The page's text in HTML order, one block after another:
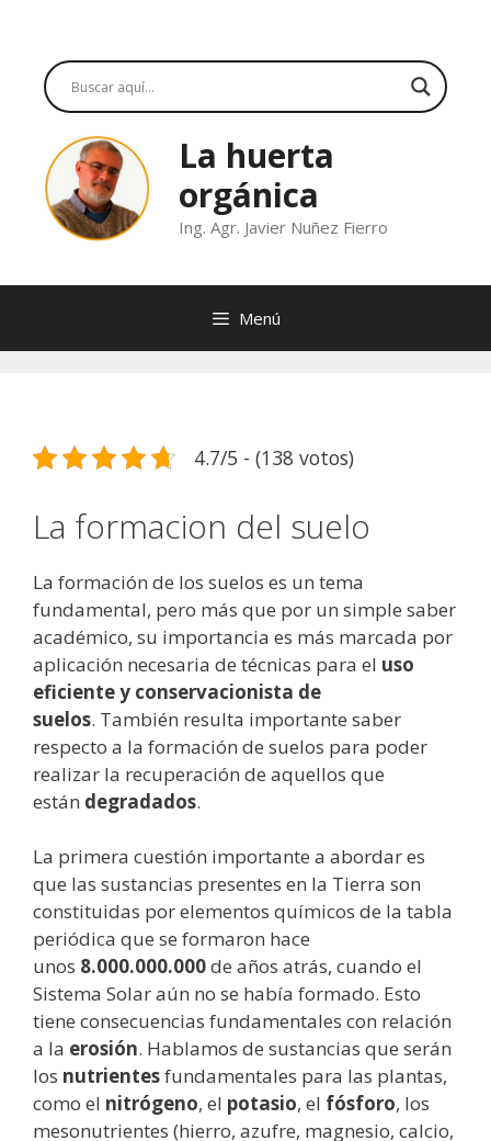
contenido
La huerta
orgánica
Ing. Agr. Javier Nuñez Fierro
Menú
4.7/5 - (138 votos)
La formacion del suelo
La formación de los suelos es un tema
fundamental, pero más que por un simple saber
académico, su importancia es más marcada por
aplicación necesaria de técnicas para el uso
eficiente y conservacionista de
suelos. También resulta importante saber
respecto a la formación de suelos para poder
realizar la recuperación de aquellos que
están degradados.
La primera cuestión importante a abordar es
que las sustancias presentes en la Tierra son
constituidas por elementos químicos de la tabla
periódica que se formaron hace
unos 8.000.000.000de años atrás, cuando el
Sistema Solar aún no se había formado. Esto
tiene consecuencias fundamentales con relación
a la erosión. Hablamos de sustancias que serán
los nutrientesfundamentales para las plantas,
como el nitrógeno, el potasio, el fósforo, los
mesonutrientes (hierro, azufre, magnesio, calcio,